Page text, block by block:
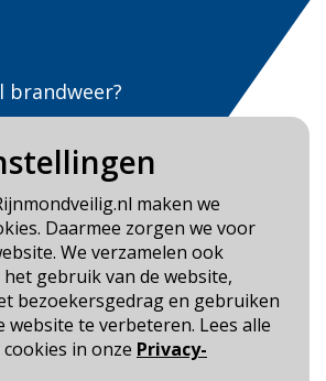
maken we
Daarmee zorgen we voor
We verzamelen ook
gebruik van de website,
bezoekersgedrag en gebruiken
website te verbeteren. Lees alle
in onze Privacy-
brandweer?